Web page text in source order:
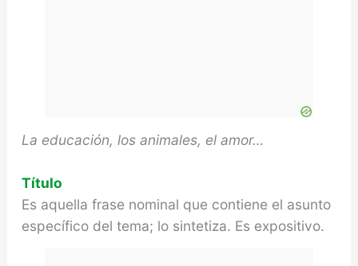
La educación, los animales, el amor…
Título
Es aquella frase nominal que contiene el asunto
específico del tema; lo sintetiza. Es expositivo.